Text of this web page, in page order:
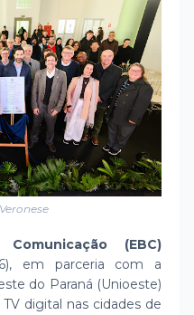
(EBC)
em parceria com a
do Paraná (Unioeste)
digital nas cidades de